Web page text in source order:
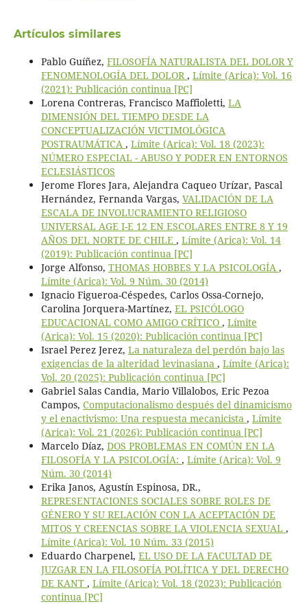
Artículos similares
Pablo Guíñez, FILOSOFÍA NATURALISTA DEL DOLOR Y
FENOMENOLOGÍA DEL DOLOR , Límite (Arica): Vol. 16
(2021): Publicación continua [PC]
Lorena Contreras, Francisco Maffioletti, LA
DIMENSIÓN DEL TIEMPO DESDE LA
CONCEPTUALIZACIÓN VICTIMOLÓGICA
POSTRAUMÁTICA , Límite (Arica): Vol. 18 (2023):
NÚMERO ESPECIAL - ABUSO Y PODER EN ENTORNOS
ECLESIÁSTICOS
Jerome Flores Jara, Alejandra Caqueo Urízar, Pascal
Hernández, Fernanda Vargas, VALIDACIÓN DE LA
ESCALA DE INVOLUCRAMIENTO RELIGIOSO
UNIVERSAL AGE I-E 12 EN ESCOLARES ENTRE 8 Y 19
AÑOS DEL NORTE DE CHILE , Límite (Arica): Vol. 14
(2019): Publicación continua [PC]
Jorge Alfonso, THOMAS HOBBES Y LA PSICOLOGÍA ,
Límite (Arica): Vol. 9 Núm. 30 (2014)
Ignacio Figueroa-Céspedes, Carlos Ossa-Cornejo,
Carolina Jorquera-Martínez, EL PSICÓLOGO
EDUCACIONAL COMO AMIGO CRÍTICO , Límite
(Arica): Vol. 15 (2020): Publicación continua [PC]
Israel Perez Jerez, La naturaleza del perdón bajo las
exigencias de la alteridad levinasiana , Límite (Arica):
Vol. 20 (2025): Publicación continua [PC]
Gabriel Salas Candia, Mario Villalobos, Eric Pezoa
Campos, Computacionalismo después del dinamicismo
y el enactivismo: Una respuesta mecanicista , Límite
(Arica): Vol. 21 (2026): Publicación continua [PC]
Marcelo Díaz, DOS PROBLEMAS EN COMÚN EN LA
FILOSOFÍA Y LA PSICOLOGÍA: , Límite (Arica): Vol. 9
Núm. 30 (2014)
Erika Janos, Agustín Espinosa, DR.,
REPRESENTACIONES SOCIALES SOBRE ROLES DE
GÉNERO Y SU RELACIÓN CON LA ACEPTACIÓN DE
MITOS Y CREENCIAS SOBRE LA VIOLENCIA SEXUAL ,
Límite (Arica): Vol. 10 Núm. 33 (2015)
Eduardo Charpenel, EL USO DE LA FACULTAD DE
JUZGAR EN LA FILOSOFÍA POLÍTICA Y DEL DERECHO
DE KANT , Límite (Arica): Vol. 18 (2023): Publicación
continua [PC]